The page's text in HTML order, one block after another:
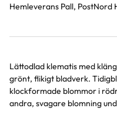
Hemleverans Pall, PostNord
Lättodlad klematis med
grönt, flikigt bladverk.
klockformade blommor i
andra, svagare blomning